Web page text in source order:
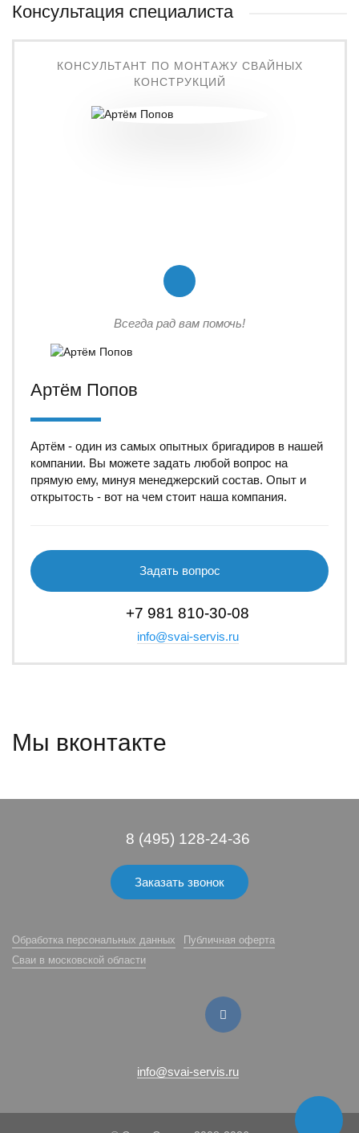
Консультация специалиста
КОНСУЛЬТАНТ ПО МОНТАЖУ СВАЙНЫХ
КОНСТРУКЦИЙ
Всегда рад вам помочь!
Артём Попов
Артём - один из самых опытных бригадиров в нашей
компании. Вы можете задать любой вопрос на
прямую ему, минуя менеджерский состав. Опыт и
открытость - вот на чем стоит наша компания.
Задать вопрос
+7 981 810-30-08
info@svai-servis.ru
Мы вконтакте
8 (495) 128-24-36
Заказать звонок
Обработка персональных данных
Публичная оферта
Сваи в московской области
info@svai-servis.ru